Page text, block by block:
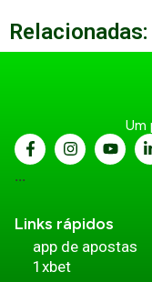
Relacionadas:
Um
...
Links rápidos
app de apostas
1xbet